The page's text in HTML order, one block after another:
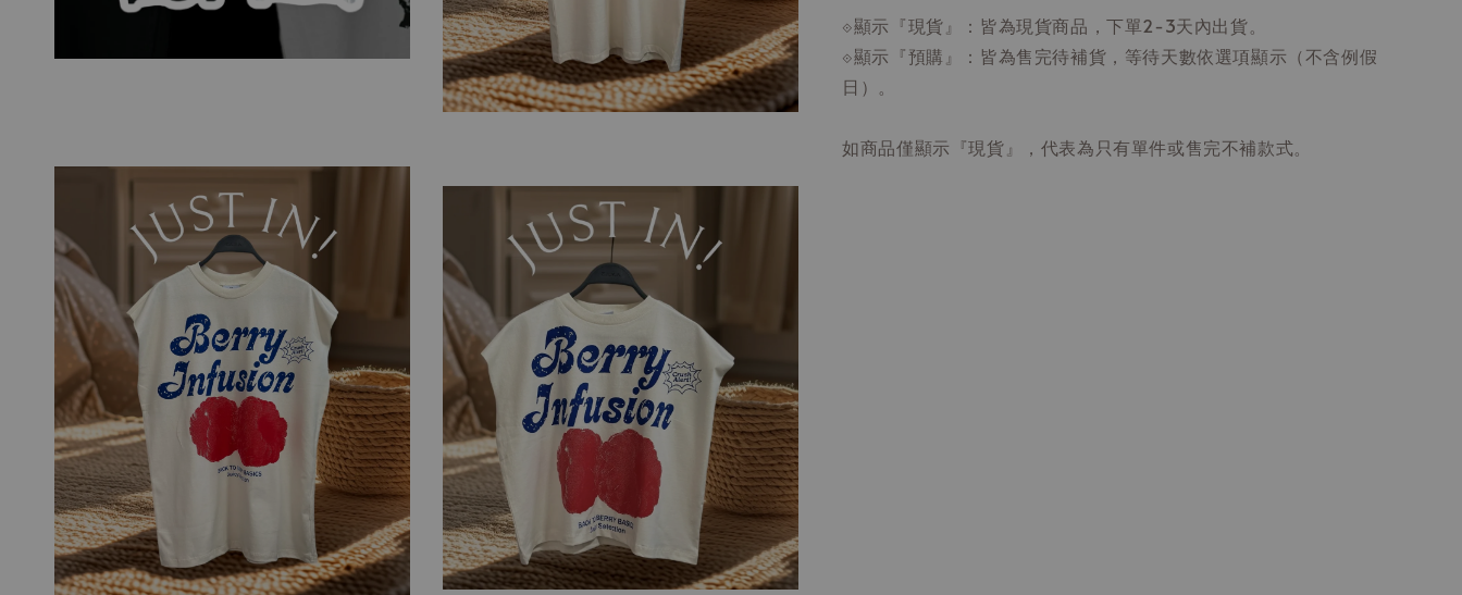
⟐顯示『現貨』：皆為現貨商品，下單2-3天內出貨。
⟐顯示『預購』：皆為售完待補貨，等待天數依選項顯示（不含例假
日）。
如商品僅顯示『現貨』，代表為只有單件或售完不補款式。